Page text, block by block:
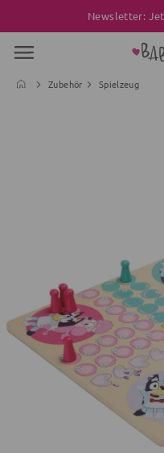
Newsletter:
Zubehör Spielzeug